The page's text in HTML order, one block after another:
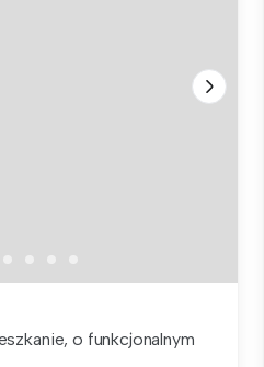
o funkcjonalnym